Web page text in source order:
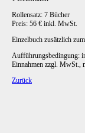
Rollensatz: 7 Bücher
Preis: 56 € inkl. MwSt.
Einzelbuch zusätzlich
Aufführungsbedingung:
Einnahmen zzgl. MwSt.,
Zurück